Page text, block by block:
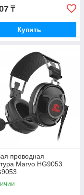
₸
Купить
проводная
Marvo HG9053